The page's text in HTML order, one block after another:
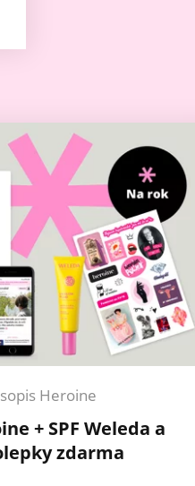
Heroine
+ SPF Weleda a
zdarma